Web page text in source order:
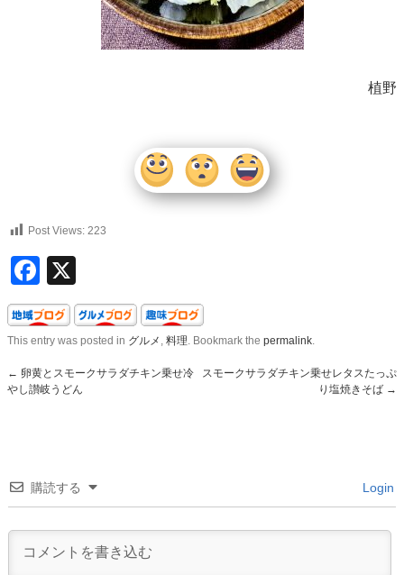
植野
Post Views: 223
Facebook
This entry was posted in グルメ , 料理. Bookmark the permalink.
← 卵黄とスモークサラダチキン乗せ冷
やし讃岐うどん
スモークサラダチキン乗せレタスたっぷ
り塩焼きそば →
購読する Login